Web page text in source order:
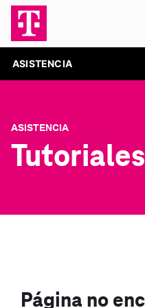
ASISTENCIA
ASISTENCIA
Tutoriales